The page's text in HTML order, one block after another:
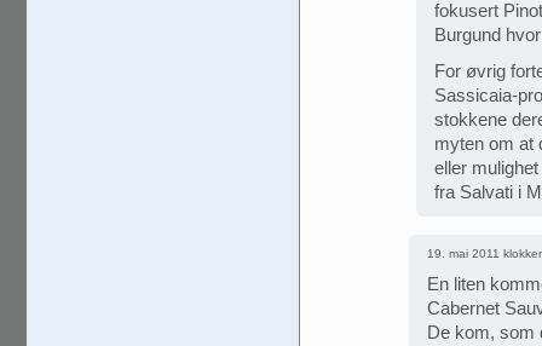
fokusert
Burgund
For øvrig
Sassicaia-
stokkene
myten om at
eller
fra Salvati i
19. mai 2011
En liten
Cabernet
De kom, som